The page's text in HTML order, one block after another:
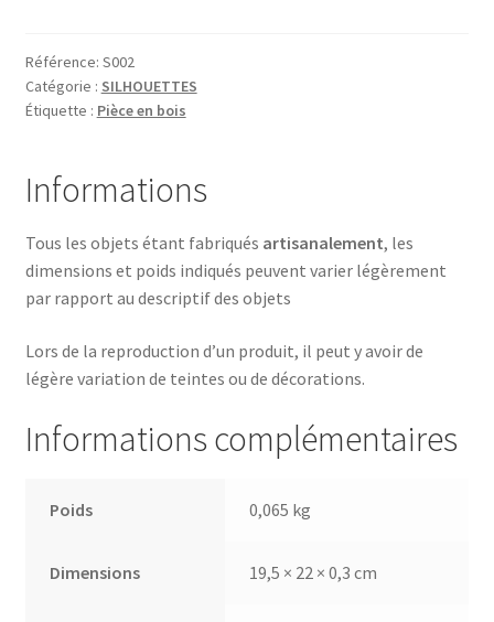
RECTO
Référence: S002
Catégorie : SILHOUETTES
Étiquette : Pièce en bois
Informations
Tous les objets étant fabriqués artisanalement, les
dimensions et poids indiqués peuvent varier légèrement
par rapport au descriptif des objets
Lors de la reproduction d’un produit, il peut y avoir de
légère variation de teintes ou de décorations.
Informations complémentaires
Poids 0,065 kg
Dimensions 19,5 × 22 × 0,3 cm